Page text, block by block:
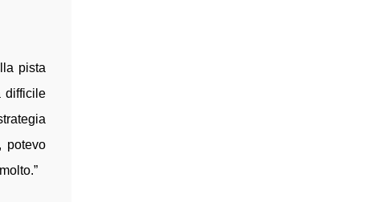
pista
difficile
potevo